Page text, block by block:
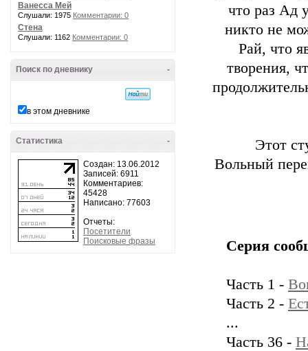
Ванесса Мей
Слушали: 1975 Комментарии: 0
Стена
Слушали: 1162 Комментарии: 0
-
Поиск по дневнику
в этом дневнике
-
Статистика
Создан: 13.06.2012
Записей: 6911
Комментариев:
45428
Написано: 77603
Отчеты:
Посетители
Поисковые фразы
что раз Ад
никто не
Рай, что
творения,
Этот
Вольный
Серия
Часть 1 -
Часть 2 -
...
Часть 36 -